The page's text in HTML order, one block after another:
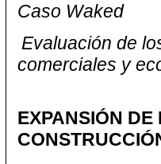
Caso Waked
Evaluación de
comerciales y
EXPANSIÓN DE